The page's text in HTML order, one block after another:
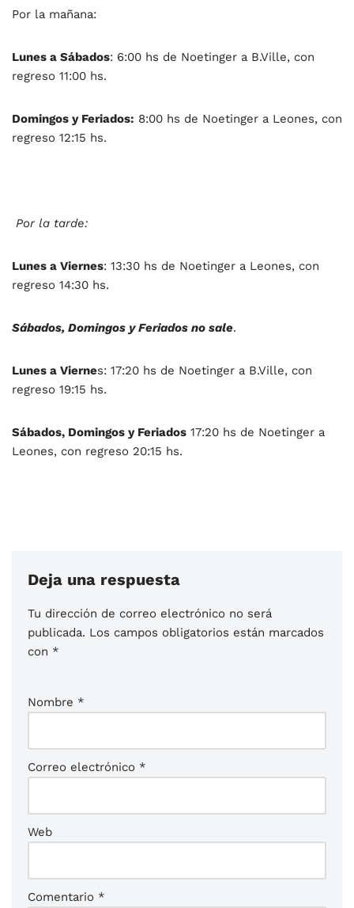
Por la mañana:
Lunes a Sábados: 6:00 hs de Noetinger a B.Ville, con
regreso 11:00 hs.
Domingos y Feriados: 8:00 hs de Noetinger a Leones, con
regreso 12:15 hs.
Por la tarde:
Lunes a Viernes: 13:30 hs de Noetinger a Leones, con
regreso 14:30 hs.
Sábados, Domingos y Feriados no sale.
Lunes a Viernes: 17:20 hs de Noetinger a B.Ville, con
regreso 19:15 hs.
Sábados, Domingos y Feriados 17:20 hs de Noetinger a
Leones, con regreso 20:15 hs.
Deja una respuesta
Tu dirección de correo electrónico no será
publicada. Los campos obligatorios están marcados
con *
Nombre *
Correo electrónico *
Web
Comentario *